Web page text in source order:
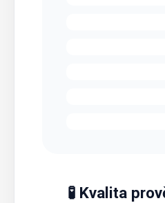
🧪 Kvalita